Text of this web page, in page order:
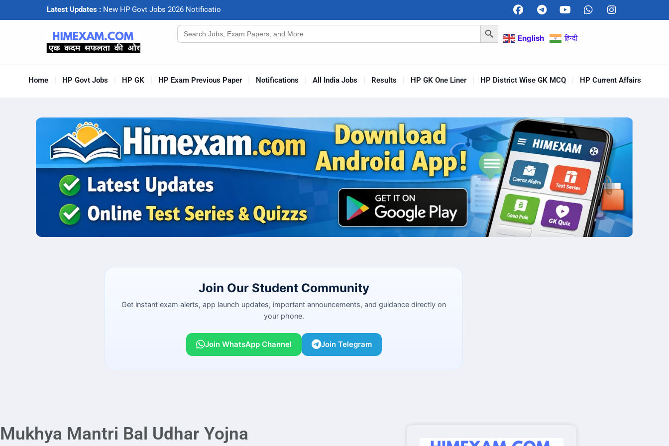
Latest Updates : New HP Govt Jobs 2026 Notifcatio
Search
for:
Search Button
English
हिन्दी
Home HP Govt Jobs HP GK HP Exam Previous Paper Notifications All India Jobs Results HP GK One Liner HP District Wise GK MCQ HP Current Affairs
Join Our Student Community
Get instant exam alerts, app launch updates, important announcements, and guidance directly on
your phone.
Join WhatsApp Channel Join Telegram
Mukhya Mantri Bal Udhar Yojna